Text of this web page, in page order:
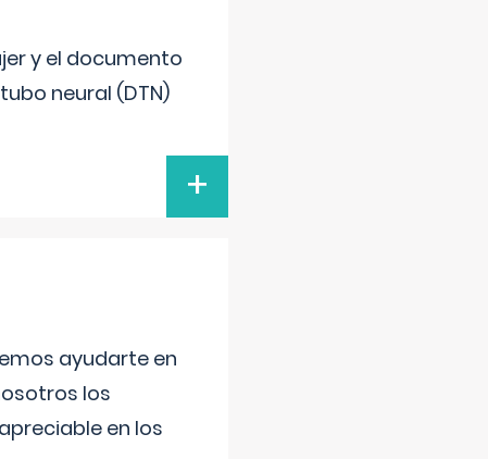
y el documento
neural (DTN)
+
ayudarte en
los
en los